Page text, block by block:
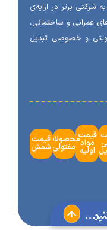
در ارایه‌ی
ساختمانی،
تبدیل
قیمت
شمش